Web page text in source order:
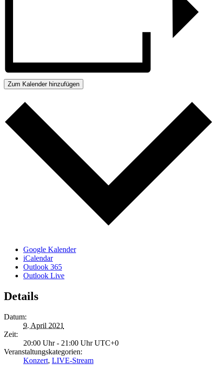
Zum Kalender hinzufügen
Google Kalender
iCalendar
Outlook 365
Outlook Live
Details
Datum:
9. April 2021
Zeit:
20:00 Uhr - 21:00 UhrUTC+0
Veranstaltungskategorien:
Konzert, LIVE-Stream